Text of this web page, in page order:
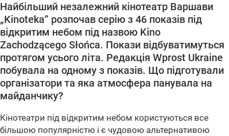
Найбільший незалежний кінотеатр Варшави
„Kinoteka” розпочав серію з 46 показів під
відкритим небом під назвою Kino
Zachodzącego Słońca. Покази відбуватимуться
протягом усього літа. Редакція Wprost Ukraine
побувала на одному з показів. Що підготували
організатори та яка атмосфера панувала на
майданчику?
Кінотеатри під відкритим небом користуються все
більшою популярністю і є чудовою альтернативою